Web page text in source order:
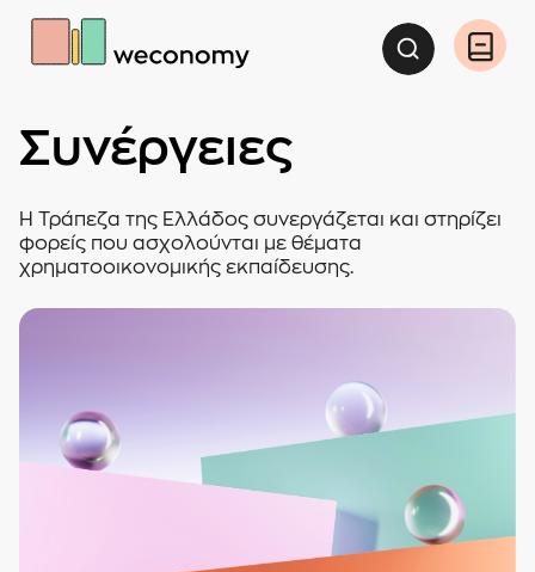
Συνέργειες
Η Τράπεζα της Ελλάδος συνεργάζεται και στηρίζει
φορείς που ασχολούνται με θέματα
χρηματοοικονομικής εκπαίδευσης.